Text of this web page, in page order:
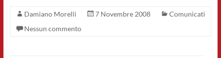
Damiano Morelli 7 Novembre 2008
Comunicati
Nessun commento